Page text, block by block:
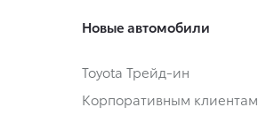
Новые автомобили
Toyota Трейд-ин
Корпоративным клиентам